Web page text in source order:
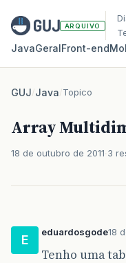
ARQUIVO
JavaGeralFront‑end
GUJ/Java/Topico
Array
18 de outubro de 2011 3
E
eduardosgode18
Tenho uma